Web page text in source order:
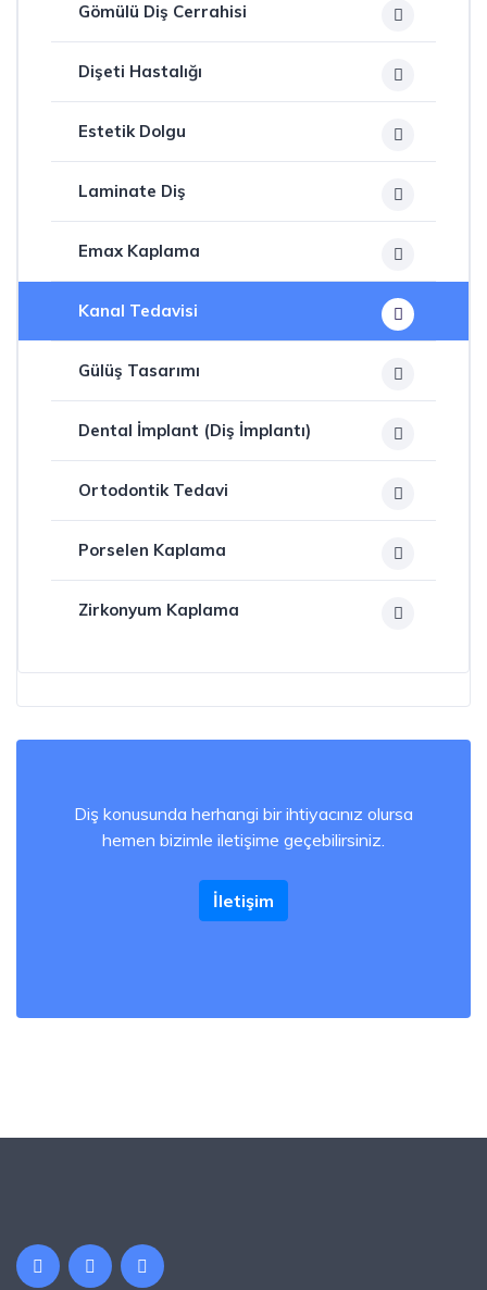
Gömülü Diş Cerrahisi
Dişeti Hastalığı
Estetik Dolgu
Laminate Diş
Emax Kaplama
Kanal Tedavisi
Gülüş Tasarımı
Dental İmplant (Diş İmplantı)
Ortodontik Tedavi
Porselen Kaplama
Zirkonyum Kaplama
Diş konusunda herhangi bir ihtiyacınız olursa
hemen bizimle iletişime geçebilirsiniz.
İletişim